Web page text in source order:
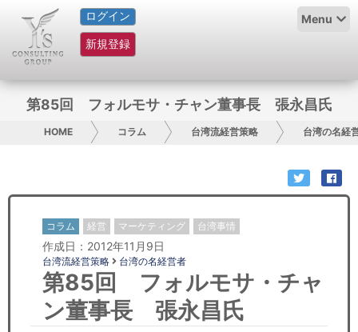
ログイン
新規登録
Menu
HOME
サービス紹介
コラム
グループ概要
日本人にPR
コンサルティング
リサーチ
第85回 フォルモサ・チャン董事長 張永昌氏
HOME コラム 台湾流経営策略 台湾の名経
コラム 経営 マーケティング 台湾事情
作成日：2012年11月9日
台湾流経営策略 台湾の名経営者
第85回 フォルモサ・チャ
ン董事長 張永昌氏